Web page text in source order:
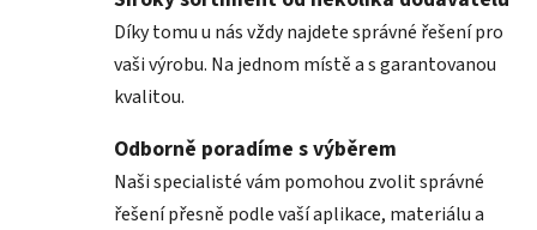
Díky tomu u nás vždy najdete správné řešení pro
vaši výrobu. Na jednom místě a s garantovanou
kvalitou.
Odborně poradíme s výběrem
Naši specialisté vám pomohou zvolit správné
řešení přesně podle vaší aplikace, materiálu a